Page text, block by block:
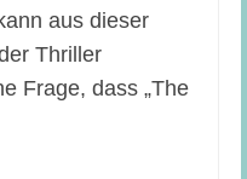
aus dieser
Thriller
Frage, dass „The